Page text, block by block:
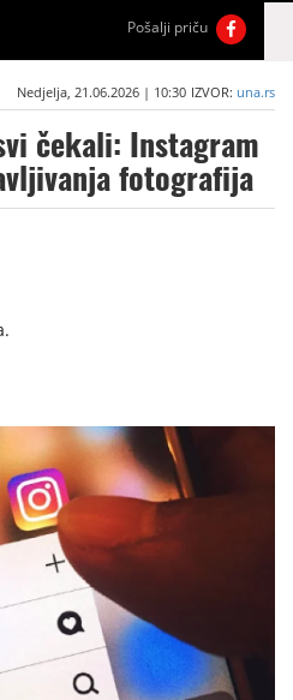
Pošalji priču
Nedjelja, 21.06.2026 | 10:30 IZVOR: una.rs
čekali: Instagram
fotografija